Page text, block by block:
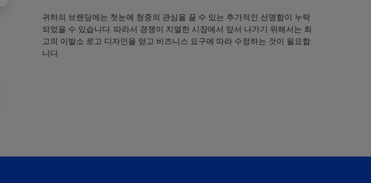
귀하의 브랜딩에는 첫눈에 청중의 관심을 끌 수 있는 추가적인 선명함이 누락
되었을 수 있습니다. 따라서 경쟁이 치열한 시장에서 앞서 나가기 위해서는 최
고의 이발소 로고 디자인을 얻고 비즈니스 요구에 따라 수정하는 것이 필요합
니다.